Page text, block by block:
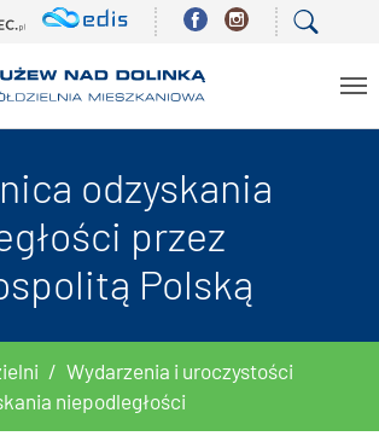
odzyskania
przez
Polską
Wydarzenia i uroczystości
niepodległości